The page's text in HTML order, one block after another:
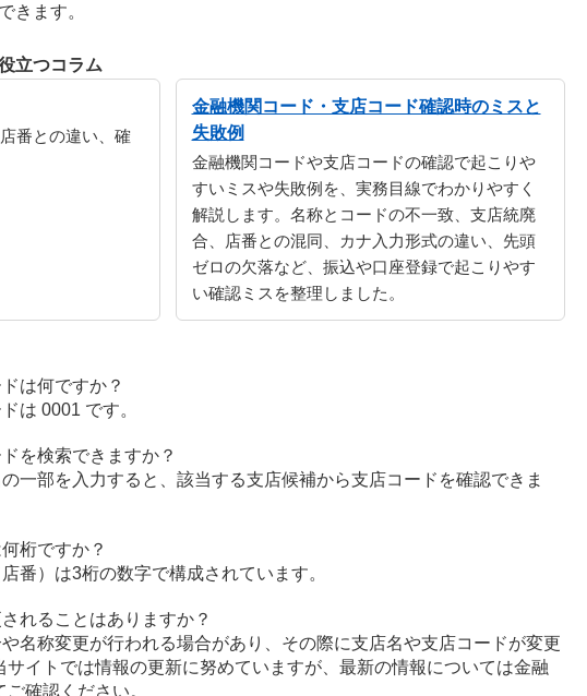
きます。
立つコラム
番との違い、確
金融機関コード・支店コード確認時のミスと
失敗例
金融機関コードや支店コードの確認で起こりや
すいミスや失敗例を、実務目線でわかりやすく
解説します。名称とコードの不一致、支店統廃
合、店番との混同、カナ入力形式の違い、先頭
ゼロの欠落など、振込や口座登録で起こりやす
い確認ミスを整理しました。
は何ですか？
は 0001 です。
を検索できますか？
一部を入力すると、該当する支店候補から支店コードを確認できま
桁ですか？
番）は3桁の数字で構成されています。
れることはありますか？
名称変更が行われる場合があり、その際に支店名や支店コードが変更
サイトでは情報の更新に努めていますが、最新の情報については金融
確認ください。